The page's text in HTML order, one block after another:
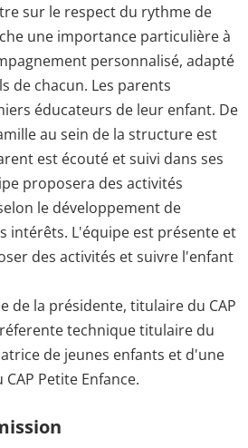
sur le respect du rythme de
une importance particulière à
personnalisé, adapté
de chacun. Les parents
éducateurs de leur enfant. De
au sein de la structure est
est écouté et suivi dans ses
proposera des activités
le développement de
intérêts. L'équipe est présente et
des activités et suivre l'enfant
de la présidente, titulaire du CAP
technique titulaire du
de jeunes enfants et d'une
Petite Enfance.